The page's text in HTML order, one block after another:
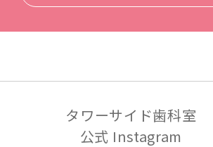
タワーサイド歯科室
公式 Instagram